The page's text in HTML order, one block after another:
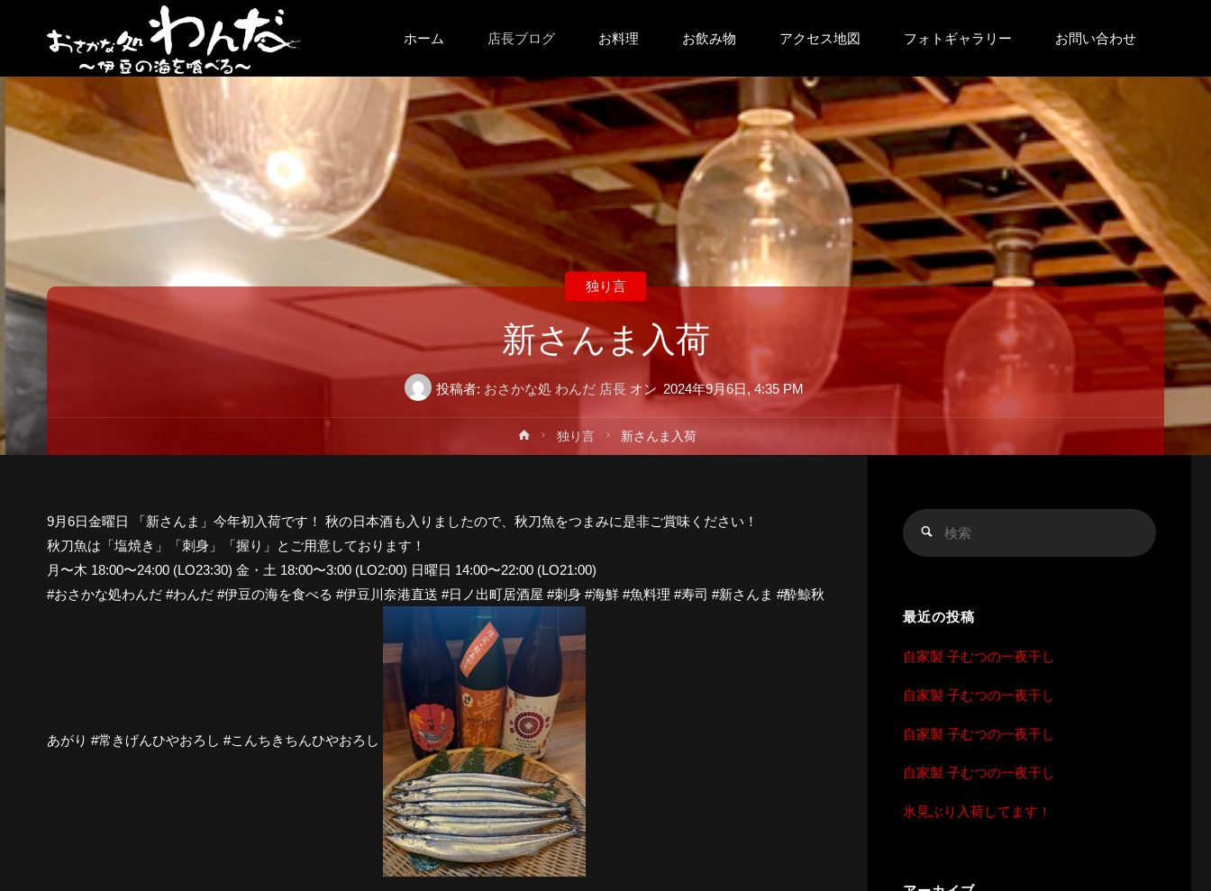
海鮮
居酒
おさ
かな
処
わん
だ
テ
ン
へ
キ
ッ
ホーム 店長ブログ お料理 お飲み物 アクセス地図 フォトギャラリー お問い合わせ
新さんま入荷
投稿者: おさかな処 わんだ 店長 オン 2024年9月6日, 4:35 PM
独り言
ホ
ー
独り言 新さんま入荷
9月6日金曜日 「新さんま」今年初入荷です！ 秋の日本酒も入りましたので、秋刀魚をつまみに是非ご賞味ください！
秋刀魚は「塩焼き」「刺身」「握り」とご用意しております！
月〜木 18:00〜24:00 (LO23:30) 金・土 18:00〜3:00 (LO2:00) 日曜日 14:00〜22:00 (LO21:00)
#おさかな処わんだ #わんだ #伊豆の海を食べる #伊豆川奈港直送 #日ノ出町居酒屋 #刺身 #海鮮 #魚料理 #寿司 #新さんま #酔鯨秋
あがり #常きげんひやおろし #こんちきちんひやおろし
検
最近の投稿
自家製 子むつの一夜干し
自家製 子むつの一夜干し
自家製 子むつの一夜干し
自家製 子むつの一夜干し
氷見ぶり入荷してます！